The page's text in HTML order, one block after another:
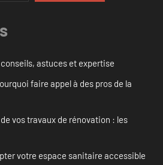
astuces et expertise
faire appel à des pros de la
vos travaux de rénovation : les
votre espace sanitaire accessible